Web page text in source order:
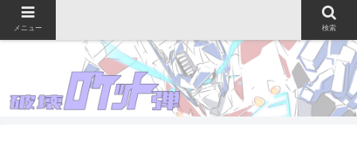
メニュー 検索